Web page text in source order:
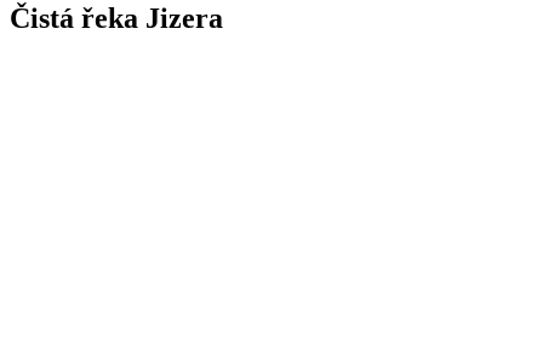
Čistá řeka Jizera